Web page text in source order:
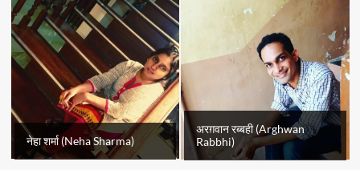
नेहा शर्मा (Neha Sharma)
अरग़वान रब्बही (Arghwan
Rabbhi)